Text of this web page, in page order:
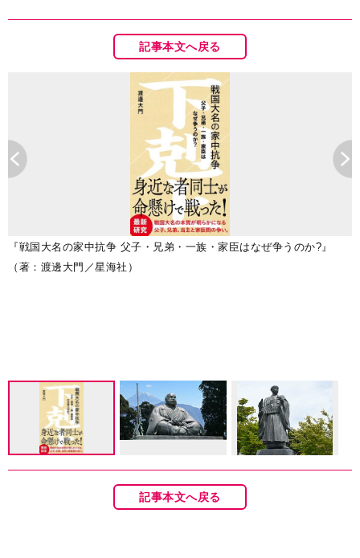
記事本文へ戻る
『戦国大名の家中抗争 父子・兄弟・一族・家臣はなぜ争うのか?』
（著：渡邊大門／星海社）
記事本文へ戻る